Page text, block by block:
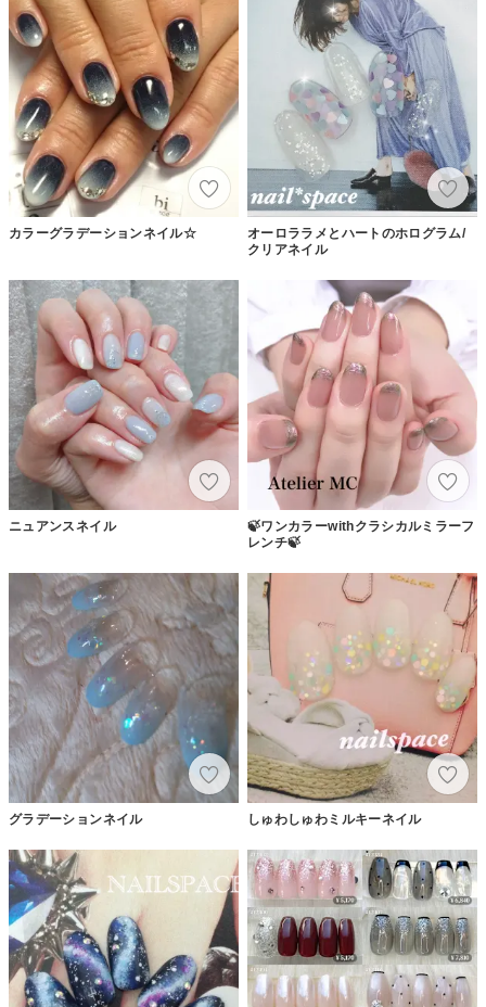
カラーグラデーションネイル☆
オーロララメとハートのホログラム/
クリアネイル
ニュアンスネイル
🍃ワンカラーwithクラシカルミラーフ
レンチ🍃
グラデーションネイル しゅわしゅわミルキーネイル